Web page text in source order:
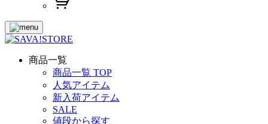
商品一覧
商品一覧 TOP
人気アイテム
新入荷アイテム
SALE
値段から探す